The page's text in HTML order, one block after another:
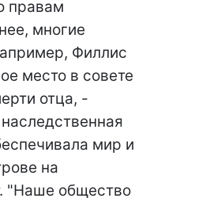
правам
многие
Филлис
место в совете
отца, -
мир и
на
"Наше общество